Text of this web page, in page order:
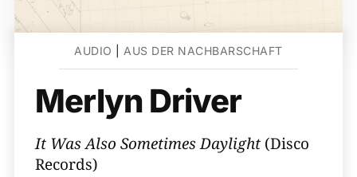
AUDIO AUS DER NACHBARSCHAFT
Merlyn Driver
It Was Also Sometimes Daylight (Disco
Records)